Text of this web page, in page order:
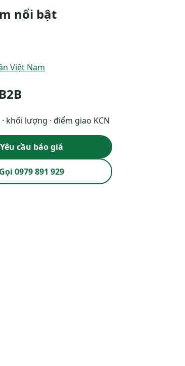
nổi bật
Việt Nam
khối lượng · điểm giao KCN
Yêu cầu báo giá
Gọi 0979 891 929